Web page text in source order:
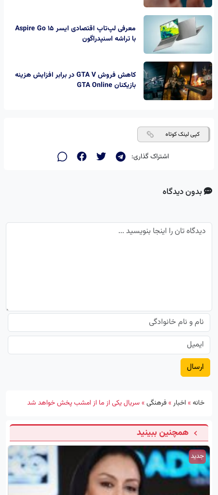
معرفی لپ‌تاپ اقتصادی ایسر Aspire Go 15
با تراشه اسنپدراگون
کاهش فروش GTA V در برابر افزایش هزینه
بازیکنان GTA Online
کپی لینک کوتاه
اشتراک گذاری:
بدون دیدگاه
خانه»اخبار»فرهنگی»سریال یکی از ما از امشب پخش خواهد شد
همچنین ببینید
جدید